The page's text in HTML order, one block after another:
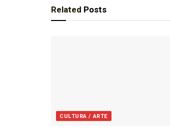
Related Posts
CULTURA / ARTE